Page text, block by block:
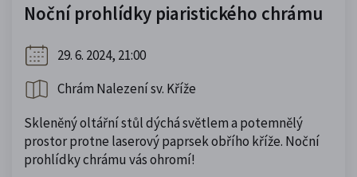
Noční prohlídky piaristického chrámu
29. 6. 2024, 21:00
Chrám Nalezení sv. Kříže
Skleněný oltářní stůl dýchá světlem a potemnělý
prostor protne laserový paprsek obřího kříže. Noční
prohlídky chrámu vás ohromí!